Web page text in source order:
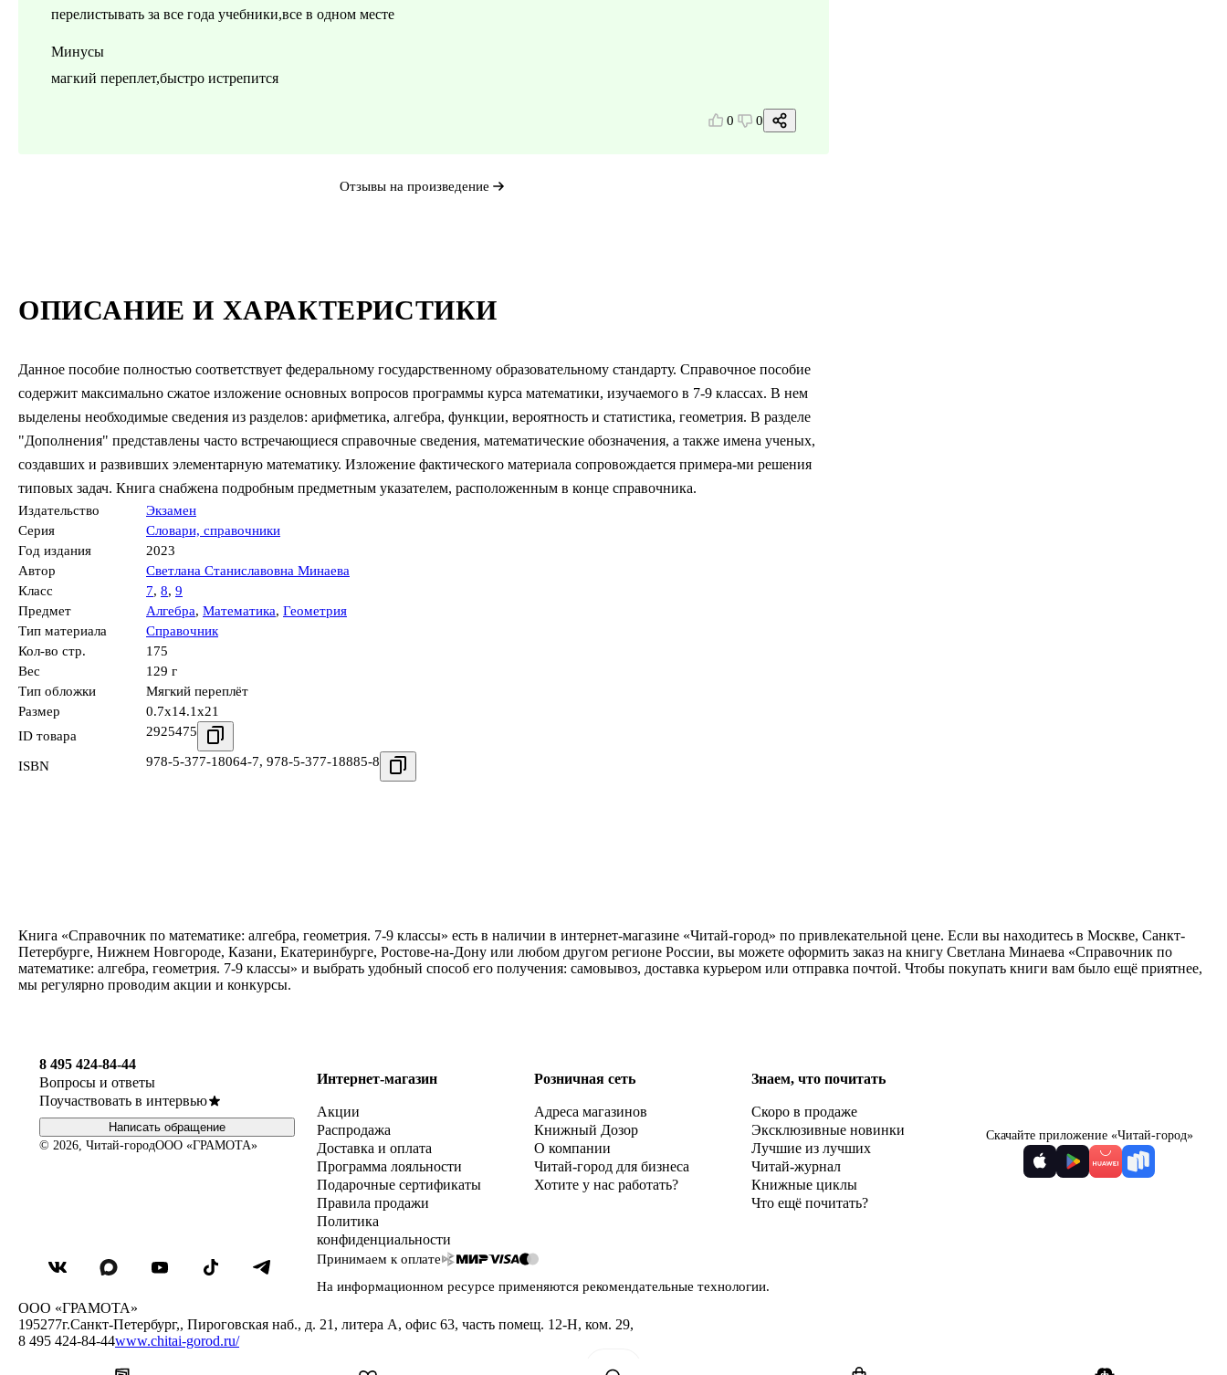
ОПИСАНИЕ И ХАРАКТЕРИСТИКИ
Данное пособие полностью соответствует федеральному государственному образовательному стандарту. Справочное пособие
содержит максимально сжатое изложение основных вопросов программы курса математики, изучаемого в 7-9 классах. В нем
выделены необходимые сведения из разделов: арифметика, алгебра, функции, вероятность и статистика, геометрия. В разделе
"Дополнения" представлены часто встречающиеся справочные сведения, математические обозначения, а также имена ученых,
создавших и развивших элементарную математику. Изложение фактического материала сопровождается примера-ми решения
типовых задач. Книга снабжена подробным предметным указателем, расположенным в конце справочника.
Издательство
Экзамен
Серия
Словари, справочники
Год издания
2023
Автор
Светлана Станиславовна Минаева
Класс
7, 8, 9
Предмет
Алгебра, Математика, Геометрия
Тип материала
Справочник
Кол-во стр.
175
Вес
129 г
Тип обложки
Мягкий переплёт
Размер
0.7x14.1x21
ID товара
2925475
ISBN 978-5-377-18064-7, 978-5-377-18885-8
перелистывать за все года учебники,все в одном месте
Минусы
магкий переплет,быстро истрепится
0 0
Отзывы на произведение
Книга «Справочник по математике: алгебра, геометрия. 7-9 классы» есть в наличии в интернет-магазине «Читай-город» по привлекательной цене. Если вы находитесь в Москве, Санкт-
Петербурге, Нижнем Новгороде, Казани, Екатеринбурге, Ростове-на-Дону или любом другом регионе России, вы можете оформить заказ на книгу Светлана Минаева «Справочник по
математике: алгебра, геометрия. 7-9 классы» и выбрать удобный способ его получения: самовывоз, доставка курьером или отправка почтой. Чтобы покупать книги вам было ещё приятнее,
мы регулярно проводим акции и конкурсы.
8 495 424-84-44
Вопросы и ответы
Поучаствовать в интервью
Написать обращение
© 2026, Читай-городООО «ГРАМОТА»
Интернет-магазин
Акции
Распродажа
Доставка и оплата
Программа лояльности
Подарочные сертификаты
Правила продажи
Политика
конфиденциальности
Розничная сеть
Адреса магазинов
Книжный Дозор
О компании
Читай-город для бизнеса
Хотите у нас работать?
Знаем, что почитать
Скоро в продаже
Эксклюзивные новинки
Лучшие из лучших
Читай-журнал
Книжные циклы
Что ещё почитать?
Принимаем к оплате
На информационном ресурсе применяются рекомендательные технологии.
Скачайте приложение «Читай-город»
ООО «ГРАМОТА»
195277г.Санкт-Петербург,, Пироговская наб., д. 21, литера А, офис 63, часть помещ. 12-Н, ком. 29,
8 495 424-84-44www.chitai-gorod.ru/